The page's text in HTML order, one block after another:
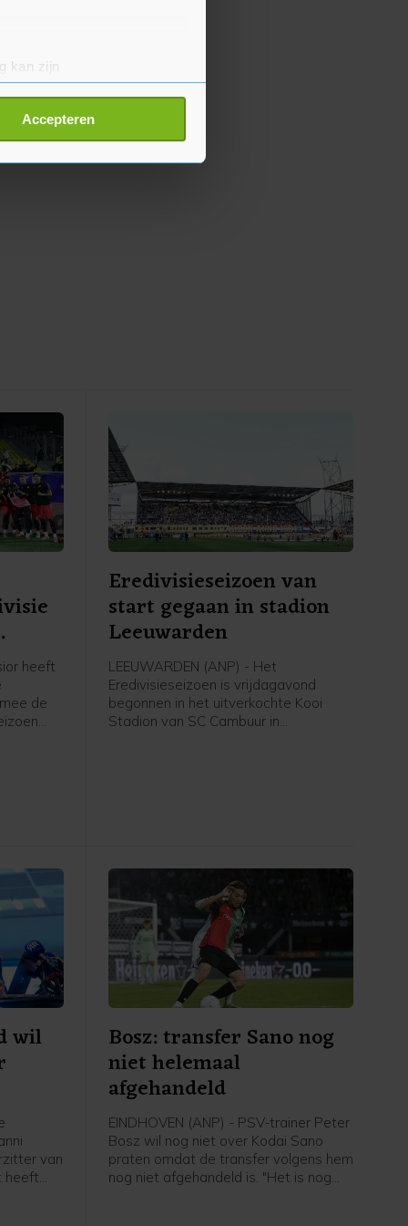
kan zijn
detailgedeelte
Accepteren
heeft
de
Eredivisieseizoen van
start gegaan in stadion
Leeuwarden
LEEUWARDEN (ANP) - Het
Eredivisieseizoen is vrijdagavond
begonnen in het uitverkochte Kooi
Stadion van SC Cambuur in
wil
van
heeft
Bosz: transfer Sano nog
niet helemaal
afgehandeld
EINDHOVEN (ANP) - PSV-trainer Peter
Bosz wil nog niet over Kodai Sano
praten omdat de transfer volgens hem
nog niet afgehandeld is. "Het is nog